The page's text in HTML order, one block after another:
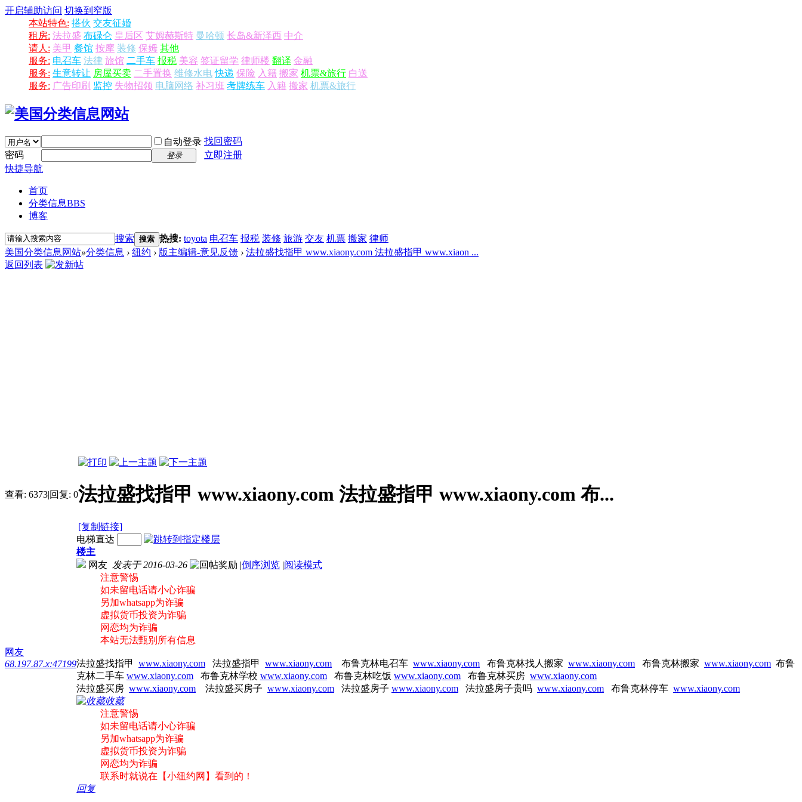
开启辅助访问 切换到窄版
本站特色: 搭伙 交友征婚
租房: 法拉盛 布碌仑 皇后区 艾姆赫斯特 曼哈顿 长岛&新泽西 中介
请人: 美甲 餐馆 按摩 装修 保姆 其他
服务: 电召车 法律 旅馆 二手车 报税 美容 签证留学 律师楼 翻译 金融
服务: 生意转让 房屋买卖 二手置换 维修水电 快递 保险 入籍 搬家 机票&旅行 白送
服务: 广告印刷 监控 失物招领 电脑网络 补习班 考牌练车 入籍 搬家 机票&旅行
自动登录 找回密码
密码
登录
立即注册
快捷导航
首页
分类信息BBS
博客
搜索 搜索 热搜: toyota 电召车 报税 装修 旅游 交友 机票 搬家 律师
美国分类信息网站»分类信息 › 纽约 › 版主编辑-意见反馈 › 法拉盛找指甲 www.xiaony.com 法拉盛指甲 www.xiaon ...
返回列表
查看: 6373|回复: 0法拉盛找指甲 www.xiaony.com 法拉盛指甲 www.xiaony.com 布...
[复制链接]
网友
68.197.87.x:47199
电梯直达
楼主
网友 发表于 2016-03-26 |倒序浏览 |阅读模式
注意警惕
如未留电话请小心诈骗
另加whatsapp为诈骗
虚拟货币投资为诈骗
网恋均为诈骗
本站无法甄别所有信息
法拉盛找指甲 www.xiaony.com 法拉盛指甲 www.xiaony.com 布鲁克林电召车 www.xiaony.com 布鲁克林找人搬家 www.xiaony.com 布鲁克林搬家 www.xiaony.com 布鲁
克林二手车 www.xiaony.com 布鲁克林学校 www.xiaony.com 布鲁克林吃饭 www.xiaony.com 布鲁克林买房 www.xiaony.com
法拉盛买房 www.xiaony.com 法拉盛买房子 www.xiaony.com 法拉盛房子 www.xiaony.com 法拉盛房子贵吗 www.xiaony.com 布鲁克林停车 www.xiaony.com
收藏
注意警惕
如未留电话请小心诈骗
另加whatsapp为诈骗
虚拟货币投资为诈骗
网恋均为诈骗
联系时就说在【小纽约网】看到的！
回复